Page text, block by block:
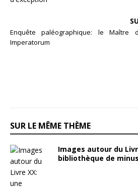
Enquête paléographique: le Maître
Imperatorum
SUR LE MÊME THÈME
Images autour du
bibliothèque de